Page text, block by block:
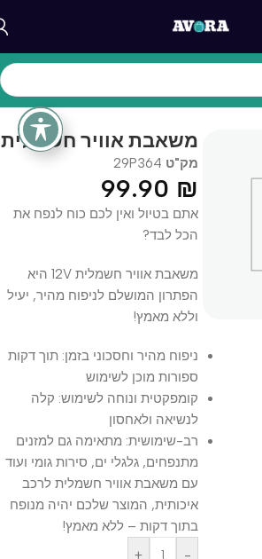
משאבת אוויר חשמלית
מק"ט 29P364
99.90 ₪
אתם בטיול ואין לכם כוח לנפח את
הכל לבד?
משאבת אוויר חשמלית 12V היא
הפתרון המושלם לניפוח מהיר, יעיל
וללא מאמץ!
ניפוח מהיר וחסכוני בזמן: תוך דקות
ספורות מוכן לשימוש
קומפקטית ונוחה לשימוש: קלה
לנשיאה ולאחסון
רב-שימושית: מתאימה גם למזנים
מתנפחים, גלגלי ים, סירות גומי ועוד
עם משאבת אוויר חשמלית לרכב
איכותית, המוצר שלכם יהיה מנופח
בתוך דקות – ללא מאמץ!
-
+